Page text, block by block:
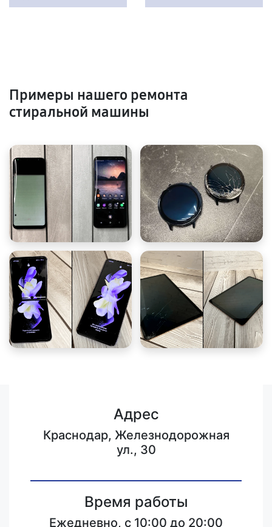
Примеры нашего ремонта
стиральной машины
Адрес
Краснодар, Железнодорожная
ул., 30
Время работы
Ежедневно, с 10:00 до 20:00